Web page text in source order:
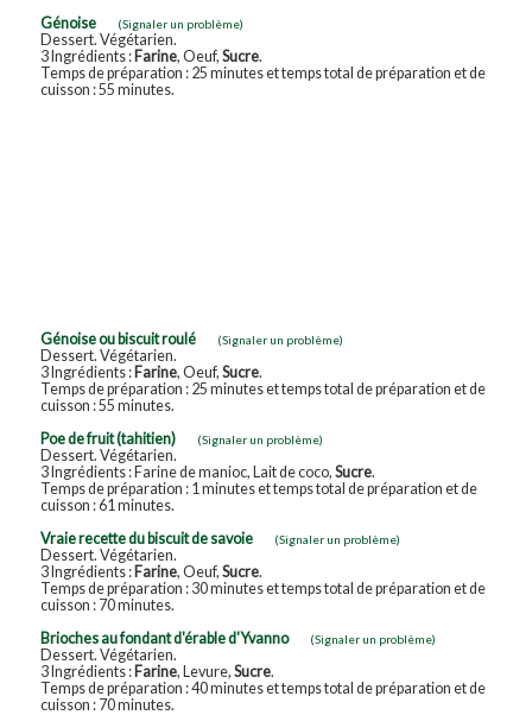
Génoise
(Signaler un problème)
Dessert. Végétarien.
3 Ingrédients : Farine, Oeuf, Sucre.
Temps de préparation : 25 minutes et temps total de préparation et de
cuisson : 55 minutes.
Génoise ou biscuit roulé (Signaler un problème)
Dessert. Végétarien.
3 Ingrédients : Farine, Oeuf, Sucre.
Temps de préparation : 25 minutes et temps total de préparation et de
cuisson : 55 minutes.
Poe de fruit (tahitien)
(Signaler un problème)
Dessert. Végétarien.
3 Ingrédients : Farine de manioc, Lait de coco, Sucre.
Temps de préparation : 1 minutes et temps total de préparation et de
cuisson : 61 minutes.
Vraie recette du biscuit de savoie
(Signaler un problème)
Dessert. Végétarien.
3 Ingrédients : Farine, Oeuf, Sucre.
Temps de préparation : 30 minutes et temps total de préparation et de
cuisson : 70 minutes.
Brioches au fondant d'érable d'Yvanno
(Signaler un problème)
Dessert. Végétarien.
3 Ingrédients : Farine, Levure, Sucre.
Temps de préparation : 40 minutes et temps total de préparation et de
cuisson : 70 minutes.